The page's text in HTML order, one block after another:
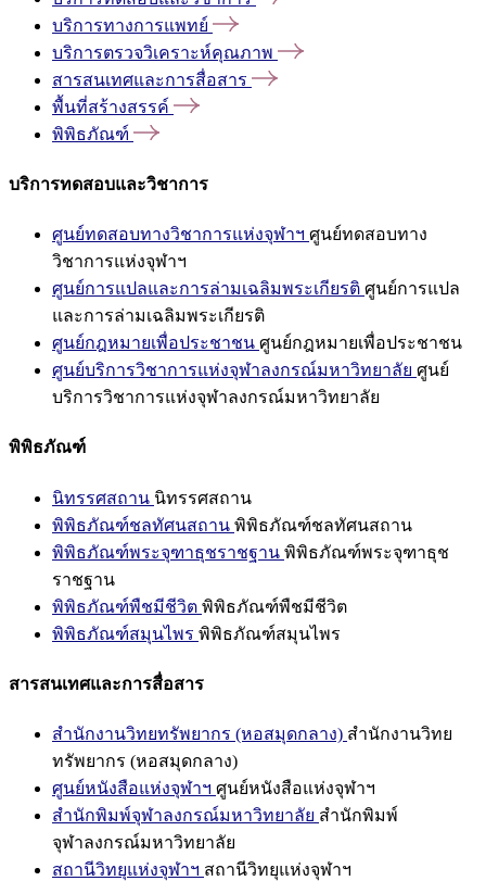
บริการทางการแพทย์
บริการตรวจวิเคราะห์คุณภาพ
สารสนเทศและการสื่อสาร
พื้นที่สร้างสรรค์
พิพิธภัณฑ์
บริการทดสอบและวิชาการ
ศูนย์ทดสอบทางวิชาการแห่งจุฬาฯ ศูนย์ทดสอบทาง
วิชาการแห่งจุฬาฯ
ศูนย์การแปลและการล่ามเฉลิมพระเกียรติ ศูนย์การแปล
และการล่ามเฉลิมพระเกียรติ
ศูนย์กฎหมายเพื่อประชาชน ศูนย์กฎหมายเพื่อประชาชน
ศูนย์บริการวิชาการแห่งจุฬาลงกรณ์มหาวิทยาลัย ศูนย์
บริการวิชาการแห่งจุฬาลงกรณ์มหาวิทยาลัย
พิพิธภัณฑ์
นิทรรศสถาน นิทรรศสถาน
พิพิธภัณฑ์ชลทัศนสถาน พิพิธภัณฑ์ชลทัศนสถาน
พิพิธภัณฑ์พระจุฑาธุชราชฐาน พิพิธภัณฑ์พระจุฑาธุช
ราชฐาน
พิพิธภัณฑ์พืชมีชีวิต พิพิธภัณฑ์พืชมีชีวิต
พิพิธภัณฑ์สมุนไพร พิพิธภัณฑ์สมุนไพร
สารสนเทศและการสื่อสาร
สำนักงานวิทยทรัพยากร (หอสมุดกลาง) สำนักงานวิทย
ทรัพยากร (หอสมุดกลาง)
ศูนย์หนังสือแห่งจุฬาฯ ศูนย์หนังสือแห่งจุฬาฯ
สำนักพิมพ์จุฬาลงกรณ์มหาวิทยาลัย สำนักพิมพ์
จุฬาลงกรณ์มหาวิทยาลัย
สถานีวิทยุแห่งจุฬาฯ สถานีวิทยุแห่งจุฬาฯ